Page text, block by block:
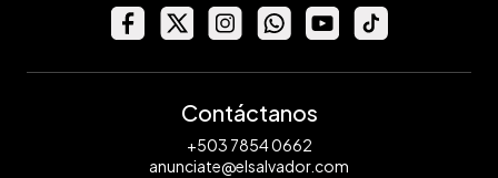
Contáctanos
+503 7854 0662
anunciate@elsalvador.com